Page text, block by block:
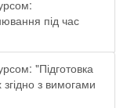
під час
"Підготовка
з вимогами